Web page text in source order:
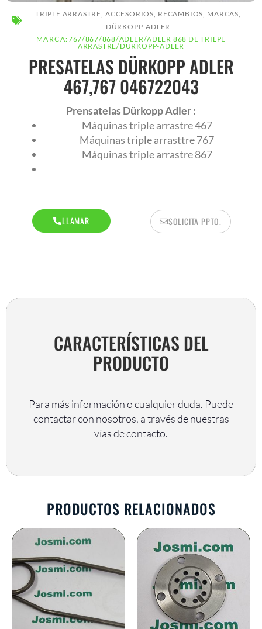
TRIPLE ARRASTRE, ACCESORIOS, RECAMBIOS, MARCAS,
DÜRKOPP-ADLER
MARCA:767/867/868/ADLER/ADLER 868 DE TRILPE
ARRASTRE/DÜRKOPP-ADLER
PRESATELAS DÜRKOPP ADLER
467,767 046722043
Prensatelas Dürkopp Adler :
Máquinas triple arrastre 467
Máquinas triple arrasttre 767
Máquinas triple arrastre 867
LLAMAR SOLICITA PPTO.
CARACTERÍSTICAS DEL
PRODUCTO
Para más información o cualquier duda. Puede
contactar con nosotros, a través de nuestras
vías de contacto.
PRODUCTOS RELACIONADOS